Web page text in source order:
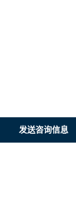
发送咨询信息